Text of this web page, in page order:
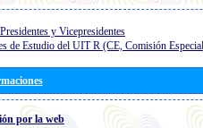
y Vicepresidentes
de Estudio del UIT R (CE, Comisión
por la web